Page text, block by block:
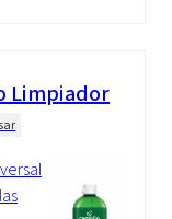
Limpiador